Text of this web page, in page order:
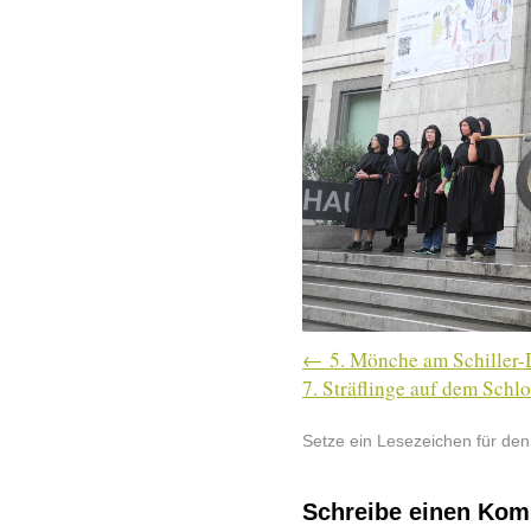
5. Mönche am
7. Sträflinge auf dem
Setze ein Lesezeichen für
Schreibe einen